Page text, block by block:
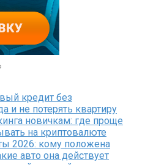
кредит без
и не потерять квартиру
новичкам: где проще
на криптовалюте
2026: кому положена
авто она действует